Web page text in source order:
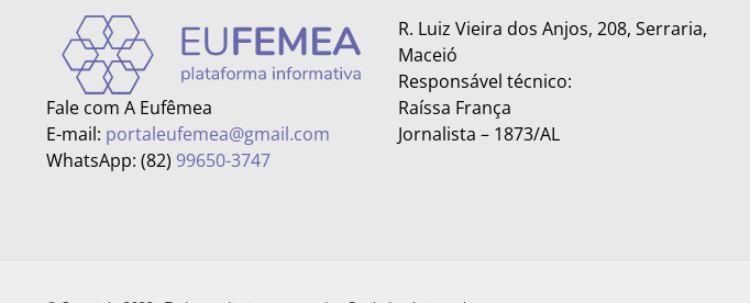
Fale com A Eufêmea
E-mail: portaleufemea@gmail.com
WhatsApp: (82) 99650-3747
R. Luiz Vieira dos Anjos, 208, Serraria,
Maceió
Responsável técnico:
Raíssa França
Jornalista – 1873/AL